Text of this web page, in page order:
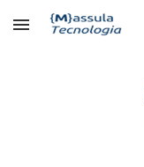
Skip to main content